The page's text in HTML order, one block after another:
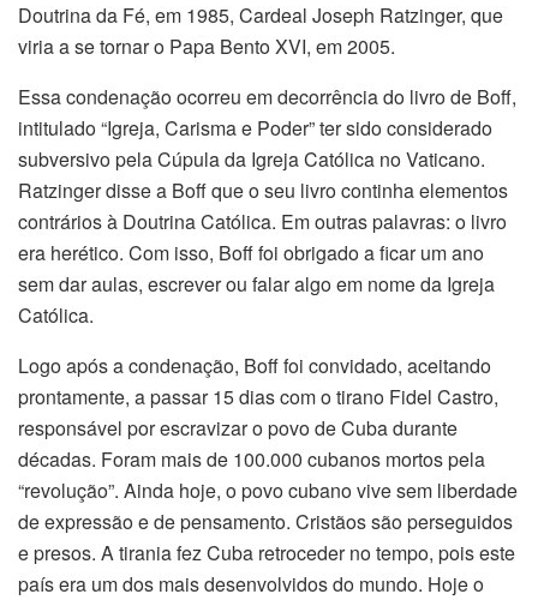
Doutrina da Fé, em 1985, Cardeal Joseph Ratzinger, que
viria a se tornar o Papa Bento XVI, em 2005.
Essa condenação ocorreu em decorrência do livro de Boff,
intitulado “Igreja, Carisma e Poder” ter sido considerado
subversivo pela Cúpula da Igreja Católica no Vaticano.
Ratzinger disse a Boff que o seu livro continha elementos
contrários à Doutrina Católica. Em outras palavras: o livro
era herético. Com isso, Boff foi obrigado a ficar um ano
sem dar aulas, escrever ou falar algo em nome da Igreja
Católica.
Logo após a condenação, Boff foi convidado, aceitando
prontamente, a passar 15 dias com o tirano Fidel Castro,
responsável por escravizar o povo de Cuba durante
décadas. Foram mais de 100.000 cubanos mortos pela
“revolução”. Ainda hoje, o povo cubano vive sem liberdade
de expressão e de pensamento. Cristãos são perseguidos
e presos. A tirania fez Cuba retroceder no tempo, pois este
país era um dos mais desenvolvidos do mundo. Hoje o